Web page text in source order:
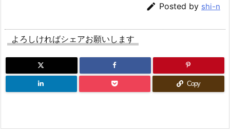
 Posted by shi-n
よろしければシェアお願いします
Copy